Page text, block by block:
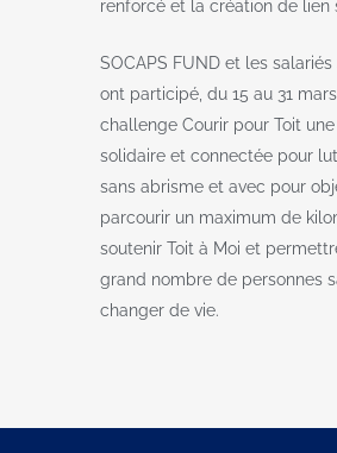
renforcé et la création de lien
SOCAPS FUND et les salariés
ont participé, du 15 au 31
challenge Courir pour Toit
solidaire et connectée pour
sans abrisme et avec pour
parcourir un maximum de
soutenir Toit à Moi et
grand nombre de personnes
changer de vie.